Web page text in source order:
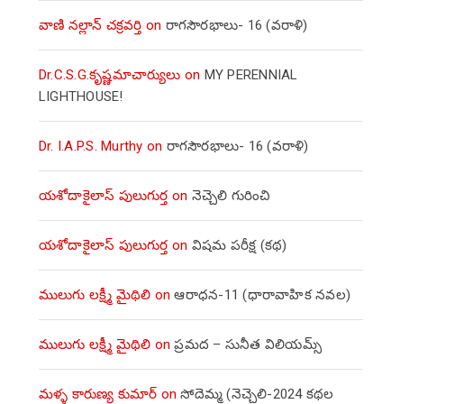
వాణి నల్లాన్ చక్రవర్తి on రాగసౌరభాలు- 16 (వరాళి)
Dr.C.S.G.కృష్ణమాచార్యులు on MY PERENNIAL
LIGHTHOUSE!
Dr. I.A.P.S. Murthy on రాగసౌరభాలు- 16 (వరాళి)
యశోదాకైలాస్ పులుగుర్త on నెచ్చెలి గురించి
యశోదాకైలాస్ పులుగుర్త on విషమ పరీక్ష (క‌థ‌)
ములుగు లక్ష్మీ మైథిలి onఆరాధన-11 (ధారావాహిక నవల)
ములుగు లక్ష్మీ మైథిలి onప్రమద – సునీత విలియమ్స్
మళ్ళ కారుణ్య కుమార్ onసోదెమ్మ (నెచ్చెలి-2024 కథల